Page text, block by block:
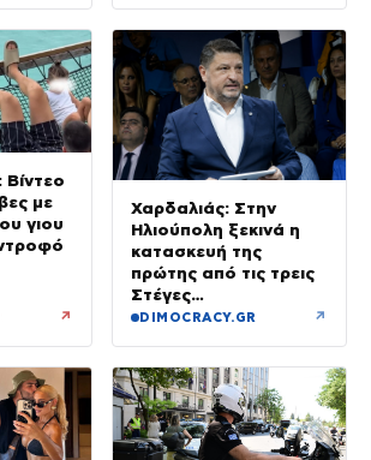
με
γιου
↗
Χαρδαλιάς: Στην
Ηλιούπολη ξεκινά η
κατασκευή της
πρώτης από τις τρεις
Στέγες
Υποστηριζόμενης
DIMOCRACY.GR ↗